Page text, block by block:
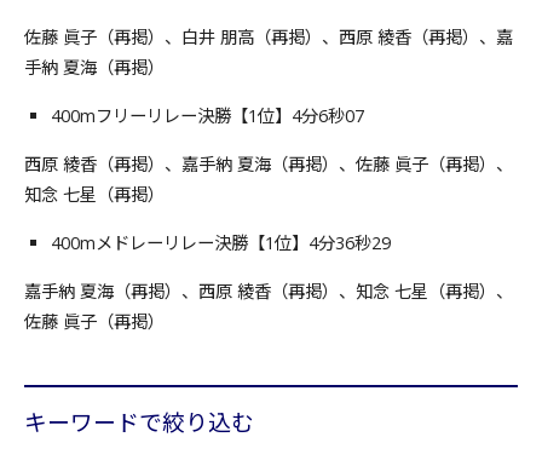
佐藤 眞子（再掲）、白井 朋高（再掲）、西原 綾香（再掲）、嘉
手納 夏海（再掲）
400mフリーリレー決勝【1位】4分6秒07
西原 綾香（再掲）、嘉手納 夏海（再掲）、佐藤 眞子（再掲）、
知念 七星（再掲）
400mメドレーリレー決勝【1位】4分36秒29
嘉手納 夏海（再掲）、西原 綾香（再掲）、知念 七星（再掲）、
佐藤 眞子（再掲）
キーワードで絞り込む